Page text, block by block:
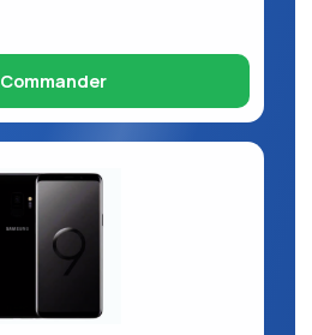
Commander